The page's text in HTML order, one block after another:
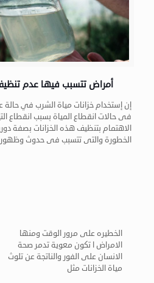
أمراض تتسبب فيها عدم
إن إستخدام خزانات مياة الشرب في حالة
فى حالات انقطاع المياة بسبب انقطاع
الاهتمام بتنظيف هذه الخزانات بصفة
الخطورة والتى تتسبب فى حدوث وظهور
الخطيره على مرور الوقت ومنها
الامراض ا تكون معوية تدمر صحة
الانسان على الفور والناتجة عن تلوث
مياة الخزانات مثل